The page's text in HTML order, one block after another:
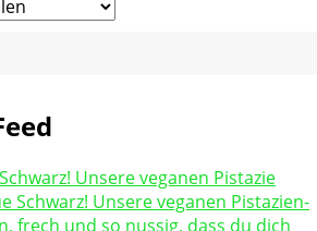
Unsere veganen Pistazie